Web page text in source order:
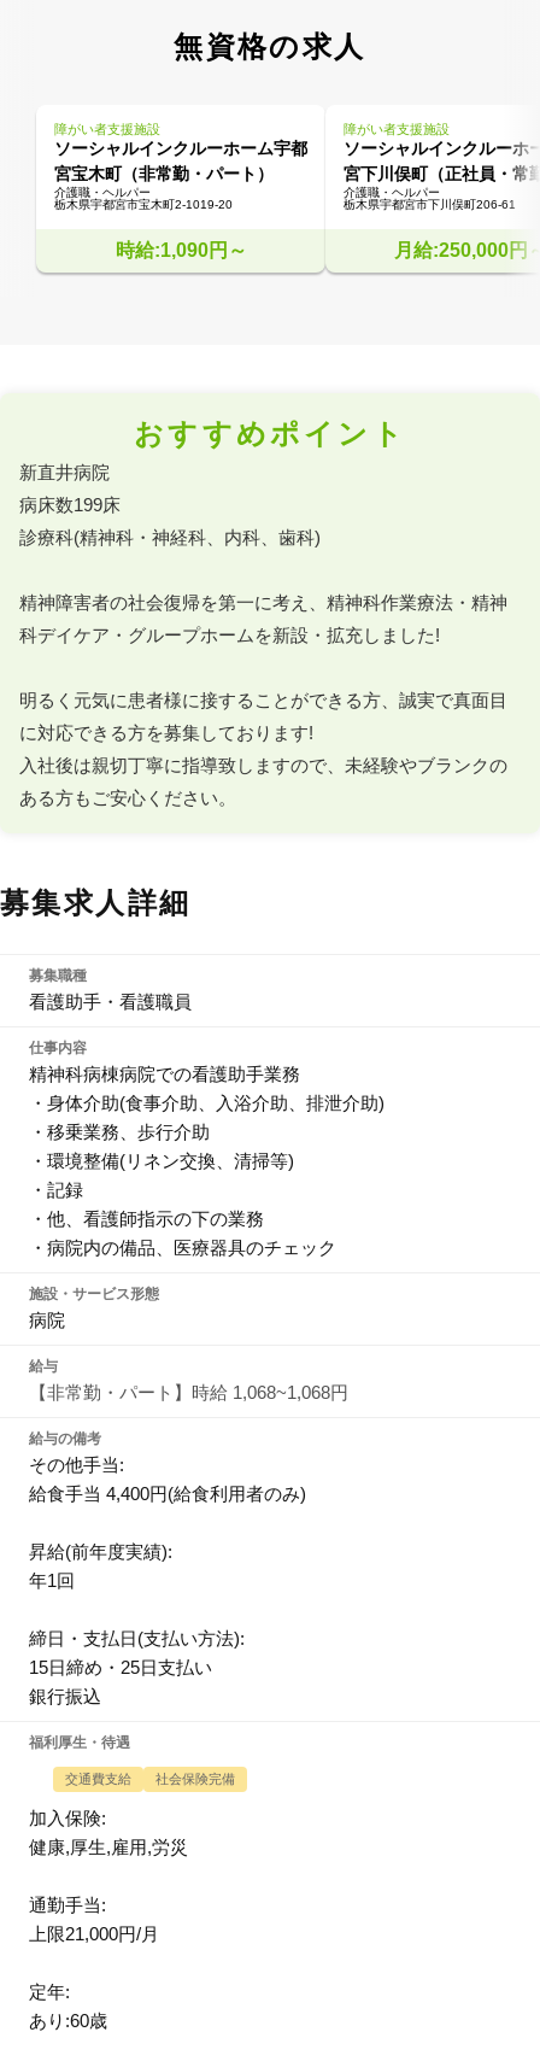
無資格の求人
障がい者支援施設
ソーシャルインクルーホーム宇都
宮宝木町（非常勤・パート）
介護職・ヘルパー
栃木県宇都宮市宝木町2-1019-20
時給:1,090円～
障がい者支援施設
ソーシャルインクルーホ
宮下川俣町（正社員・常
介護職・ヘルパー
栃木県宇都宮市下川俣町206-61
月給:250,000円
おすすめポイント
新直井病院
病床数199床
診療科(精神科・神経科、内科、歯科)
精神障害者の社会復帰を第一に考え、精神科作業療法・精神
科デイケア・グループホームを新設・拡充しました!
明るく元気に患者様に接することができる方、誠実で真面目
に対応できる方を募集しております!
入社後は親切丁寧に指導致しますので、未経験やブランクの
ある方もご安心ください。
募集求人詳細
募集職種
看護助手・看護職員
仕事内容
精神科病棟病院での看護助手業務
・身体介助(食事介助、入浴介助、排泄介助)
・移乗業務、歩行介助
・環境整備(リネン交換、清掃等)
・記録
・他、看護師指示の下の業務
・病院内の備品、医療器具のチェック
施設・サービス形態
病院
給与
【非常勤・パート】時給 1,068~1,068円
給与の備考
その他手当:
給食手当 4,400円(給食利用者のみ)
昇給(前年度実績):
年1回
締日・支払日(支払い方法):
15日締め・25日支払い
銀行振込
福利厚生・待遇
交通費支給 社会保険完備
加入保険:
健康,厚生,雇用,労災
通勤手当:
上限21,000円/月
定年:
あり:60歳